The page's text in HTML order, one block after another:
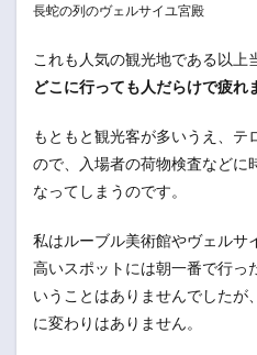
長蛇の列のヴェルサイユ宮殿
これも人気の観光地である以上
どこに行っても人だらけで疲れ
もともと観光客が多いうえ、テ
ので、入場者の荷物検査などに
なってしまうのです。
私はルーブル美術館やヴェルサ
高いスポットには朝一番で行っ
いうことはありませんでしたが
に変わりはありません。